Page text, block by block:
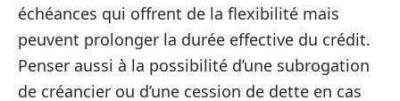
échéances qui offrent de la flexibilité mais
peuvent prolonger la durée effective du crédit.
Penser aussi à la possibilité d’une subrogation
de créancier ou d’une cession de dette en cas